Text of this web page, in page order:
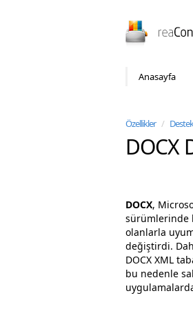
Anasayfa
Özellikler /
DOCX
DOCX,
sürümlerinde
olanlarla
değiştirdi.
DOCX XML
bu nedenle